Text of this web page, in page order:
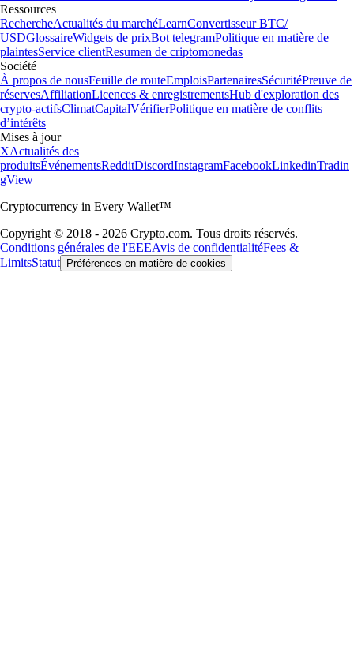
Ressources
RechercheActualités du marchéLearnConvertisseur BTC/
USDGlossaireWidgets de prixBot telegramPolitique en matière de
plaintesService clientResumen de criptomonedas
Société
À propos de nousFeuille de routeEmploisPartenairesSécuritéPreuve de
réservesAffiliationLicences & enregistrementsHub d'exploration des
crypto-actifsClimatCapitalVérifierPolitique en matière de conflits
d’intérêts
Mises à jour
XActualités des
produitsÉvénementsRedditDiscordInstagramFacebookLinkedinTradin
gView
Cryptocurrency in Every Wallet™
Copyright © 2018 - 2026 Crypto.com. Tous droits réservés.
Conditions générales de l'EEEAvis de confidentialitéFees &
LimitsStatut Préférences en matière de cookies